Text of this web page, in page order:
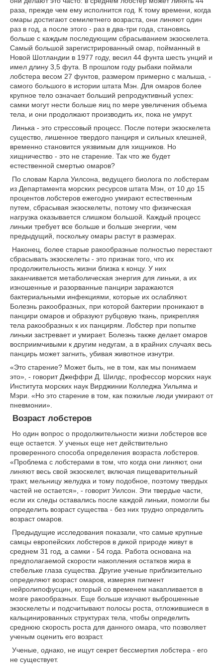
раза, прежде чем ему исполнится год. К тому времени, когда
омары достигают семилетнего возраста, они линяют один
раз в год, а после этого - раз в два-три года, становясь
больше с каждым последующим сбрасыванием экзоскелета.
Самый большой зарегистрированный омар, пойманный в
Новой Шотландии в 1977 году, весил 44 фунта шесть унций и
имел длину 3,5 фута. В прошлом году рыбаки поймали
лобстера весом 27 фунтов, размером примерно с малыша, -
самого большого в истории штата Мэн. Для омаров более
крупное тело означает больший репродуктивный успех:
самки могут нести больше яиц по мере увеличения объема
тела, и они продолжают производить их, пока не умрут.
Линька - это стрессовый процесс. После потери экзоскелета
существо, лишенное твердого панциря и сильных клешней,
временно становится уязвимым для хищников. Но
хищничество - это не старение. Так что же будет
естественной смертью омаров?
По словам Карла Уилсона, ведущего биолога по лобстерам
из Департамента морских ресурсов штата Мэн, от 10 до 15
процентов лобстеров ежегодно умирают естественным
путем, сбрасывая экзоскелеты, потому что физическая
нагрузка оказывается слишком большой. Каждый процесс
линьки требует все больше и больше энергии, чем
предыдущий, поскольку омары растут в размерах.
Наконец, более старые ракообразные полностью перестают
сбрасывать экзоскелеты - это признак того, что их
продолжительность жизни близка к концу. У них
заканчивается метаболическая энергия для линьки, а их
изношенные и разорванные панцири заражаются
бактериальными инфекциями, которые их ослабляют.
Болезнь ракообразных, при которой бактерии проникают в
панцири омаров и образуют рубцовую ткань, прикрепляя
тела ракообразных к их панцирям. Лобстер при попытке
линьки застревает и умирает. Болезнь также делает омаров
восприимчивыми к другим недугам, а в крайних случаях весь
панцирь может загнить, убивая животное изнутри.
«Это старение? Может быть, не в том, как мы понимаем
это», - говорит Джеффри Д. Шилдс, профессор морских наук
Института морских наук Вирджинии Колледжа Уильяма и
Мэри. «Но это старение в том, как пожилые люди умирают от
пневмонии».
Возраст лобстеров
Но один вопрос о продолжительности жизни лобстеров все
еще остается. У ученых еще нет действительно
проверенного способа определения возраста лобстеров.
«Проблема с лобстерами в том, что когда они линяют, они
линяют весь свой экзоскелет, включая пищеварительный
тракт, мельницу желудка и тому подобное, поэтому твердых
частей не остается», - говорит Уилсон. Эти твердые части,
если их следы оставались после каждой линьки, помогли бы
определить возраст существа - без них трудно определить
возраст омаров.
Предыдущие исследования показали, что самые крупные
самцы европейских лобстеров в дикой природе живут в
среднем 31 год, а самки - 54 года. Работа основана на
предполагаемой скорости накопления остатков жира в
стебельке глаза существа. Другие ученые приблизительно
определяют возраст омаров, измеряя пигмент
нейролипофусцин, который со временем накапливается в
мозге ракообразных. Еще больше изучают выброшенные
экзоскелеты и подсчитывают полосы роста, отложившиеся в
кальцинированных структурах тела, чтобы определить
среднюю скорость роста для данного омара, что позволяет
ученым оценить его возраст.
Ученые, однако, не ищут секрет бессмертия лобстера - его
не существует.